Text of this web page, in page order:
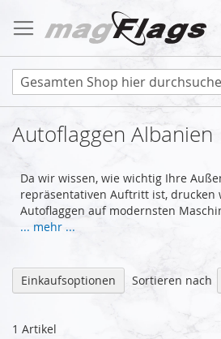
Inhalt
springen
Autoflaggen Albanien
Da wir wissen, wie wichtig Ihre
repräsentativen Auftritt ist, drucken
Autoflaggen auf modernsten
... mehr ...
1 Artikel
Sortieren nach
Einkaufsoptionen